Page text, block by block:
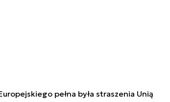
pełna była straszenia Unią